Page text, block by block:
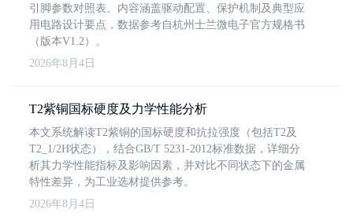
引脚参数对照表。内容涵盖驱动配置、保护机制及典型应
用电路设计要点，数据参考自杭州士兰微电子官方规格书
（版本V1.2）。
2026年8月4日
T2紫铜国标硬度及力学性能分析
本文系统解读T2紫铜的国标硬度和抗拉强度（包括T2及
T2_1/2H状态），结合GB/T 5231-2012标准数据，详细分
析其力学性能指标及影响因素，并对比不同状态下的金属
特性差异，为工业选材提供参考。
2026年8月4日